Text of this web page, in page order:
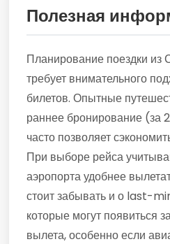
Полезная
Планирование поездки из
требует внимательного
билетов. Опытные
раннее бронирование (за
часто позволяет
При выборе рейса
аэропорта удобнее
стоит забывать и о last-
которые могут появиться
вылета, особенно если